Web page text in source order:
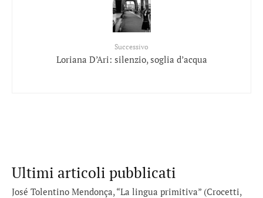
Successivo
Loriana D’Ari: silenzio, soglia d’acqua
Ultimi articoli pubblicati
José Tolentino Mendonça, “La lingua primitiva” (Crocetti,